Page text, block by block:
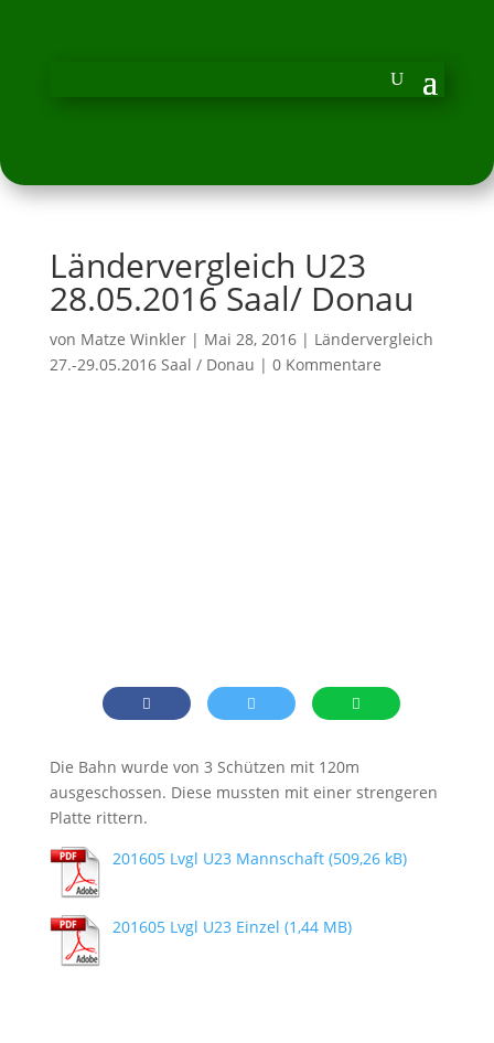
Ländervergleich U23
28.05.2016 Saal/ Donau
von Matze Winkler| Mai 28, 2016| Ländervergleich
27.-29.05.2016 Saal / Donau | 0 Kommentare
Die Bahn wurde von 3 Schützen mit 120m
ausgeschossen. Diese mussten mit einer strengeren
Platte rittern.
201605 Lvgl U23 Mannschaft
201605 Lvgl U23 Einzel